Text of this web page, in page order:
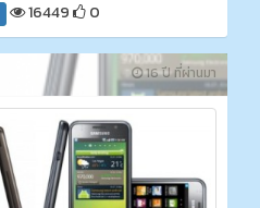
16449 0
16 ปี ที่ผ่านมา